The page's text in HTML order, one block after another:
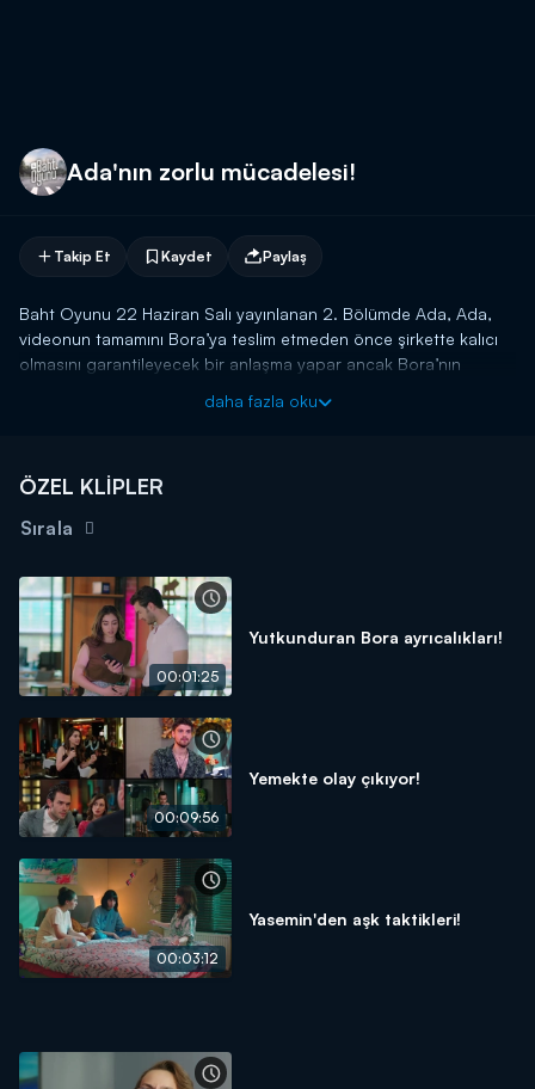
Ada'nın zorlu mücadelesi!
Takip Et Kaydet Paylaş
Baht Oyunu 22 Haziran Salı yayınlanan 2. Bölümde Ada, Ada,
videonun tamamını Bora’ya teslim etmeden önce şirkette kalıcı
olmasını garantileyecek bir anlaşma yapar ancak Bora’nın
Bora'nın zor kişiliğine karşı Ada'nın yapacakları ise adeta Bora'yı
Baht Oyunu yeni bölümüyle Salı 20.00'de Kanal D'de!
daha fazla oku
ÖZEL KLİPLER
Sırala
00:01:25
Yutkunduran Bora ayrıcalıkları!
00:09:56
Yemekte olay çıkıyor!
00:03:12
Yasemin'den aşk taktikleri!